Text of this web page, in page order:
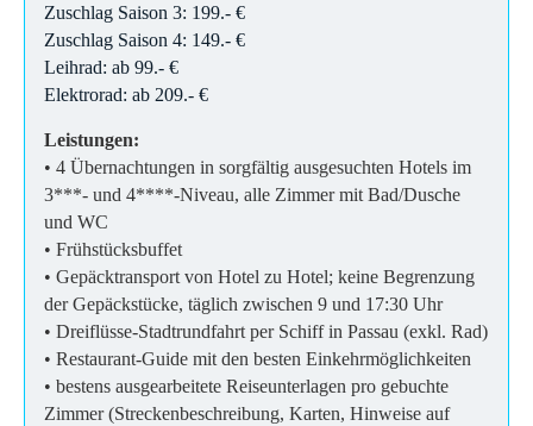
Zuschlag Saison 3: 199.- €
Zuschlag Saison 4: 149.- €
Leihrad: ab 99.- €
Elektrorad: ab 209.- €
Leistungen:
• 4 Übernachtungen in sorgfältig ausgesuchten Hotels im
3***- und 4****-Niveau, alle Zimmer mit Bad/Dusche
und WC
• Frühstücksbuffet
• Gepäcktransport von Hotel zu Hotel; keine Begrenzung
der Gepäckstücke, täglich zwischen 9 und 17:30 Uhr
• Dreiflüsse-Stadtrundfahrt per Schiff in Passau (exkl. Rad)
• Restaurant-Guide mit den besten Einkehrmöglichkeiten
• bestens ausgearbeitete Reiseunterlagen pro gebuchte
Zimmer (Streckenbeschreibung, Karten, Hinweise auf